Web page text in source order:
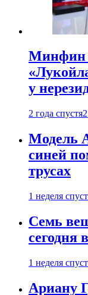
Минфин
у
2 года спустя
Модель
синей
трусах
1 неделя
Семь
сегодня
1 неделя
Ариану